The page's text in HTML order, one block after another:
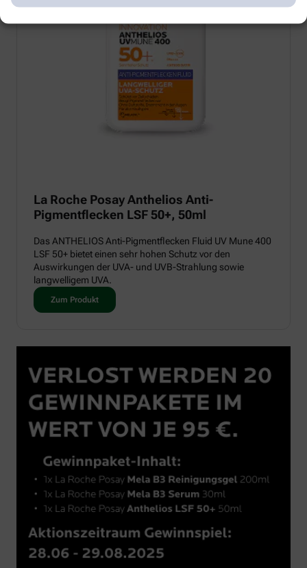
La Roche Posay Anthelios Anti-
Pigmentflecken LSF 50+, 50ml
Das ANTHELIOS Anti-Pigmentflecken Fluid UV Mune 400
LSF 50+ bietet einen sehr hohen Schutz vor den
Auswirkungen der UVA- und UVB-Strahlung sowie
langwelligem UVA.
Zum Produkt